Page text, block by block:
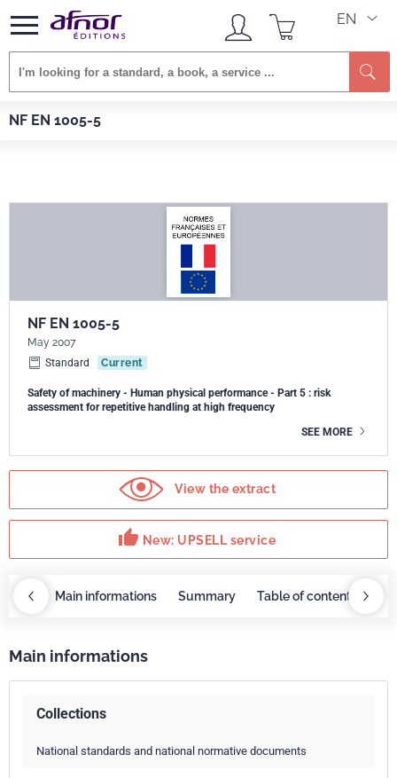
EN
NF EN 1005-5
Afnor EDITIONS Standards
NF EN 1005-5
May 2007
Standard
Current
Safety of machinery - Human physical performance - Part 5 : risk
assessment for repetitive handling at high frequency
SEE MORE
View the extract
thumb_up New: UPSELL service
Main informations Summary Table of contents
Main informations
Collections
National standards and national normative documents